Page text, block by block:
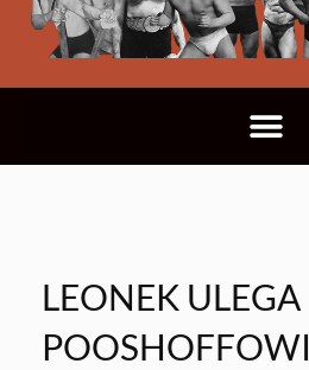
LEONEK ULEGA
POOSHOFFOWI